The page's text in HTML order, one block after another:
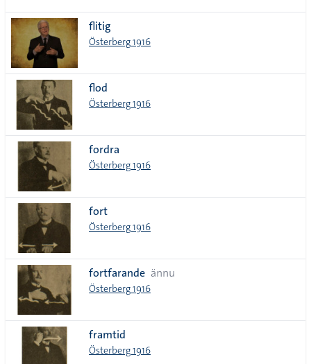
flitig
Österberg 1916
flod
Österberg 1916
fordra
Österberg 1916
fort
Österberg 1916
fortfarande ännu
Österberg 1916
framtid
Österberg 1916